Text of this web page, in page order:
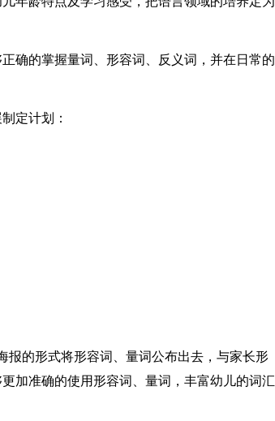
确的掌握量词、形容词、反义词，并在日常的
定计划：
报的形式将形容词、量词公布出去，与家长形
加准确的使用形容词、量词，丰富幼儿的词汇